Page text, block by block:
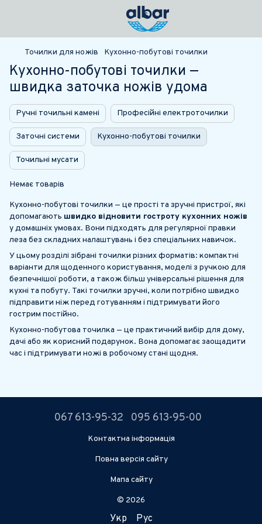
Точилки для ножів Кухонно-побутові точилки
Кухонно-побутові точилки —
швидка заточка ножів удома
Ручні точильні камені Професійні електроточилки
Заточні системи Кухонно-побутові точилки
Точильні мусати
Немає товарів
Кухонно-побутові точилки — це прості та зручні пристрої, які
допомагають швидко відновити гостроту кухонних ножів
у домашніх умовах. Вони підходять для регулярної правки
леза без складних налаштувань і без спеціальних навичок.
У цьому розділі зібрані точилки різних форматів: компактні
варіанти для щоденного користування, моделі з ручкою для
безпечнішої роботи, а також більш універсальні рішення для
кухні та побуту. Такі точилки зручні, коли потрібно швидко
підправити ніж перед готуванням і підтримувати його
гострим постійно.
Кухонно-побутова точилка — це практичний вибір для дому,
дачі або як корисний подарунок. Вона допомагає заощадити
час і підтримувати ножі в робочому стані щодня.
067 613-95-32 095 613-95-00
Контактна інформація
Повна версія сайту
Мапа сайту
© 2026
Укр Рус